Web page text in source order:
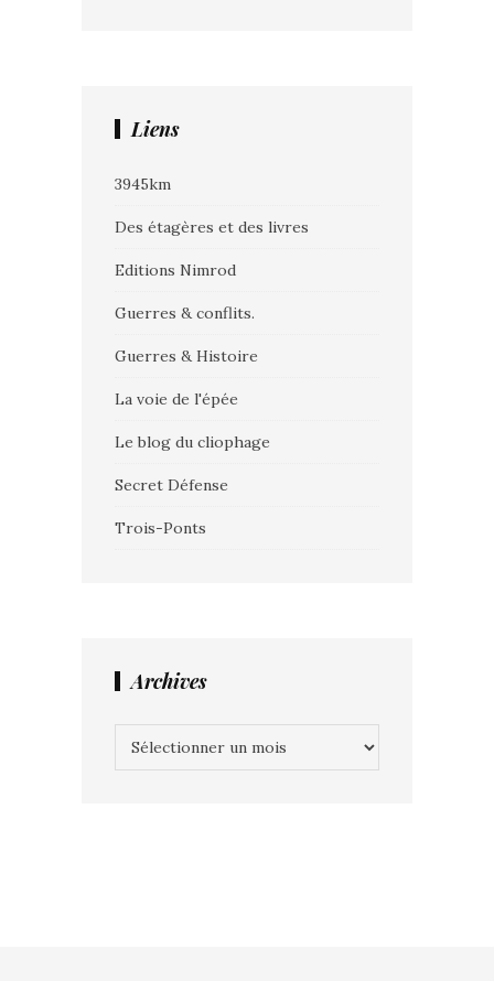
Liens
3945km
Des étagères et des livres
Editions Nimrod
Guerres & conflits.
Guerres & Histoire
La voie de l'épée
Le blog du cliophage
Secret Défense
Trois-Ponts
Archives